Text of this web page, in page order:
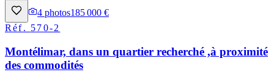
4 photos185 000 €
Réf. 570-2
Montélimar, dans un quartier recherché ,à proximité
des commodités